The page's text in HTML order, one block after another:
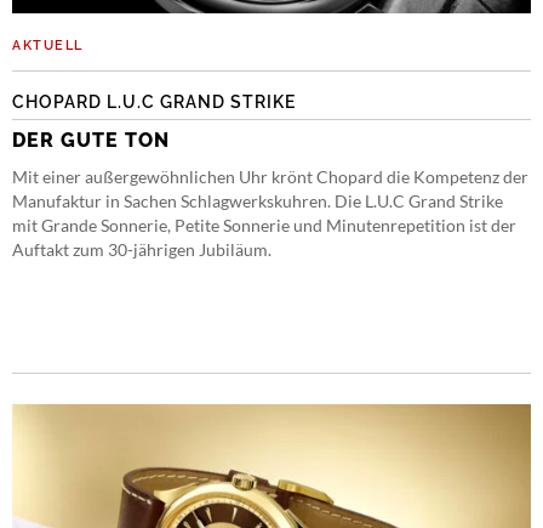
AKTUELL
CHOPARD L.U.C GRAND STRIKE
DER GUTE TON
Mit einer außergewöhnlichen Uhr krönt Chopard die Kompetenz der
Manufaktur in Sachen Schlagwerkskuhren. Die L.U.C Grand Strike
mit Grande Sonnerie, Petite Sonnerie und Minutenrepetition ist der
Auftakt zum 30-jährigen Jubiläum.